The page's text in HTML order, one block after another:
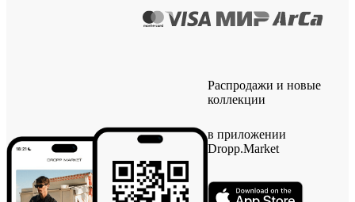
Распродажи и новые
коллекции
в приложении
Dropp.Market